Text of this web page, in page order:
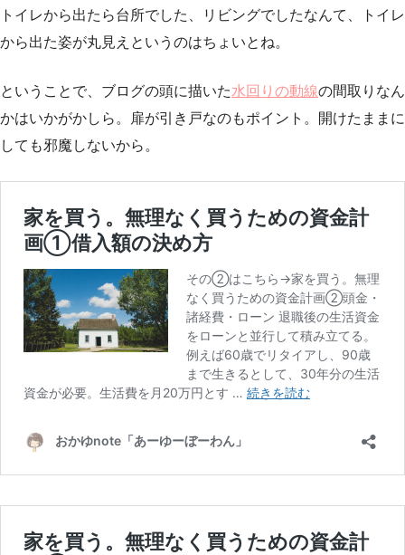
トイレから出たら台所でした、リビングでしたなんて、トイレ
から出た姿が丸見えというのはちょいとね。
ということで、ブログの頭に描いた水回りの動線の間取りなん
かはいかがかしら。扉が引き戸なのもポイント。開けたままに
しても邪魔しないから。